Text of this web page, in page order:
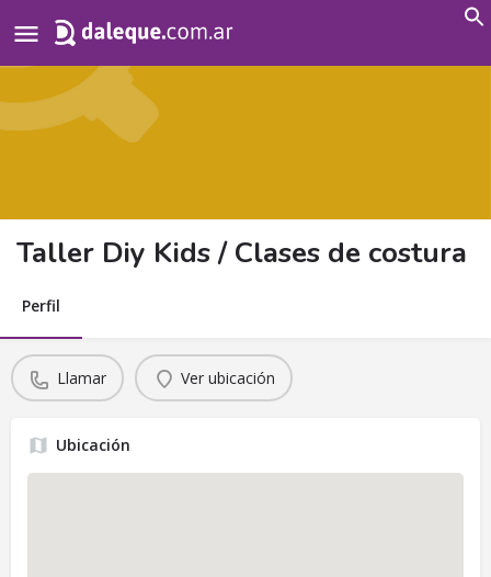
for:
Taller Diy Kids / Clases de costura
Perfil
Llamar Ver ubicación
Ubicación